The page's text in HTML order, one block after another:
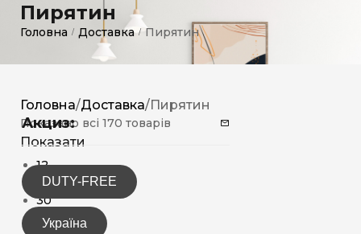
Пирятин
Головна / Доставка / Пирятин
Акциз:
DUTY-FREE
Україна
Головна/Доставка/Пирятин
Показано всі 170 товарів
Показати
12
15
30